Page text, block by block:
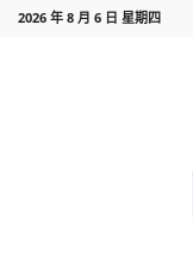
2026 年 8 月 6 日 星期四